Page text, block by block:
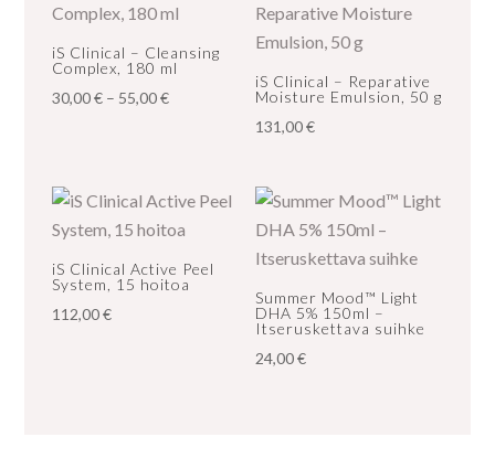
iS Clinical – Cleansing
Complex, 180 ml
30,00€ – 55,00€Hintaluokka:
iS Clinical – Reparative
Moisture Emulsion, 50 g
131,00€
iS Clinical Active Peel
System, 15 hoitoa
112,00€
Summer Mood™ Light
DHA 5% 150ml –
Itseruskettava suihke
24,00€